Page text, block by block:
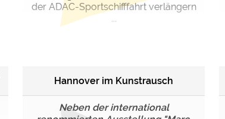
der ADAC-Sportschifffahrt verlängern
...
Hannover im Kunstrausch
Neben der international